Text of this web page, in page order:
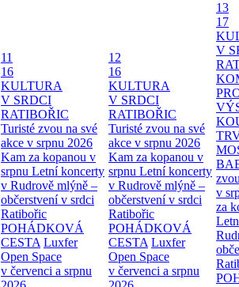
11
16
KULTURA
V SRDCI
RATIBOŘIC
Turisté zvou na své
akce v srpnu 2026
Kam za kopanou v
srpnu Letní koncerty
v Rudrově mlýně –
občerstvení v srdci
Ratibořic
POHÁDKOVÁ
CESTA Luxfer
Open Space
v červenci a srpnu
12
16
KULTURA
V SRDCI
RATIBOŘIC
Turisté zvou na své
akce v srpnu 2026
Kam za kopanou v
srpnu Letní koncerty
v Rudrově mlýně –
občerstvení v srdci
Ratibořic
POHÁDKOVÁ
CESTA Luxfer
Open Space
v červenci a srpnu
13
17
V
v
za